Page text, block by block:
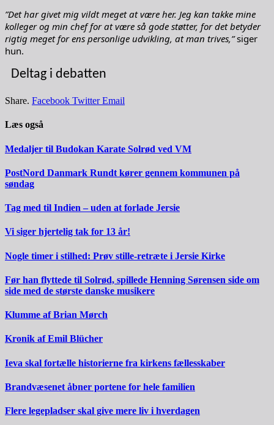
”Det har givet mig vildt meget at være her. Jeg kan takke mine
kolleger og min chef for at være så gode støtter, for det betyder
rigtig meget for ens personlige udvikling, at man trives,”siger
hun.
Deltag i debatten
Share. Facebook Twitter Email
Læs også
Medaljer til Budokan Karate Solrød ved VM
PostNord Danmark Rundt kører gennem kommunen på
søndag
Tag med til Indien – uden at forlade Jersie
Vi siger hjertelig tak for 13 år!
Nogle timer i stilhed: Prøv stille-retræte i Jersie Kirke
Før han flyttede til Solrød, spillede Henning Sørensen side om
side med de største danske musikere
Klumme af Brian Mørch
Kronik af Emil Blücher
Ieva skal fortælle historierne fra kirkens fællesskaber
Brandvæsenet åbner portene for hele familien
Flere legepladser skal give mere liv i hverdagen